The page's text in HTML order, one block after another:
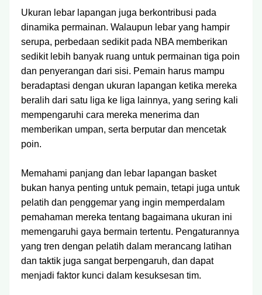
Ukuran lebar lapangan juga berkontribusi pada
dinamika permainan. Walaupun lebar yang hampir
serupa, perbedaan sedikit pada NBA memberikan
sedikit lebih banyak ruang untuk permainan tiga poin
dan penyerangan dari sisi. Pemain harus mampu
beradaptasi dengan ukuran lapangan ketika mereka
beralih dari satu liga ke liga lainnya, yang sering kali
mempengaruhi cara mereka menerima dan
memberikan umpan, serta berputar dan mencetak
poin.
Memahami panjang dan lebar lapangan basket
bukan hanya penting untuk pemain, tetapi juga untuk
pelatih dan penggemar yang ingin memperdalam
pemahaman mereka tentang bagaimana ukuran ini
memengaruhi gaya bermain tertentu. Pengaturannya
yang tren dengan pelatih dalam merancang latihan
dan taktik juga sangat berpengaruh, dan dapat
menjadi faktor kunci dalam kesuksesan tim.